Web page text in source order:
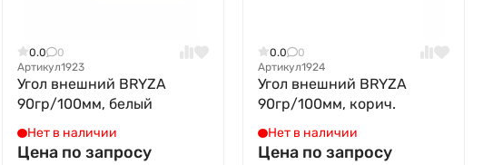
0.0
0
Артикул1923
Угол внешний BRYZA
90гр/100мм, белый
Нет в наличии
Цена по запросу
0.0
0
Артикул1924
Угол внешний BRYZA
90гр/100мм, корич.
Нет в наличии
Цена по запросу